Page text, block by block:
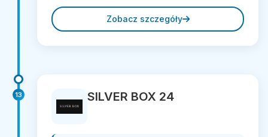
Zobacz szczegóły
13 SILVER BOX 24